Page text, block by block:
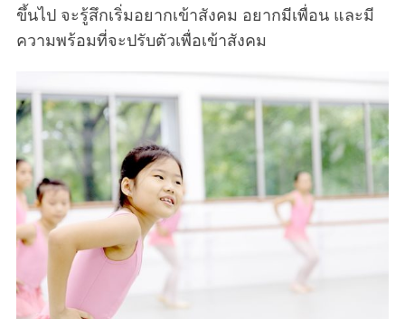
ขึ้นไป จะรู้สึกเริ่มอยากเข้าสังคม อยากมีเพื่อน และมี
ความพร้อมที่จะปรับตัวเพื่อเข้าสังคม